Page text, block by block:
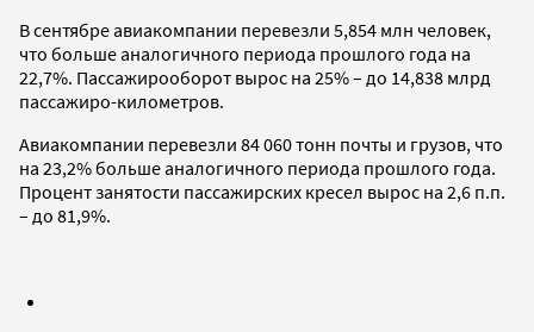
В сентябре авиакомпании перевезли 5,854 млн человек,
что больше аналогичного периода прошлого года на
22,7%. Пассажирооборот вырос на 25% – до 14,838 млрд
пассажиро-километров.
Авиакомпании перевезли 84 060 тонн почты и грузов, что
на 23,2% больше аналогичного периода прошлого года.
Процент занятости пассажирских кресел вырос на 2,6 п.п.
– до 81,9%.